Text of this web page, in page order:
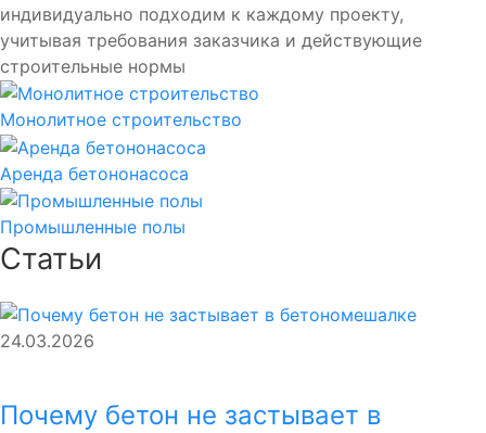
индивидуально подходим к каждому проекту,
учитывая требования заказчика и действующие
строительные нормы
Монолитное строительство
Аренда бетононасоса
Промышленные полы
Статьи
24.03.2026
Почему бетон не застывает в